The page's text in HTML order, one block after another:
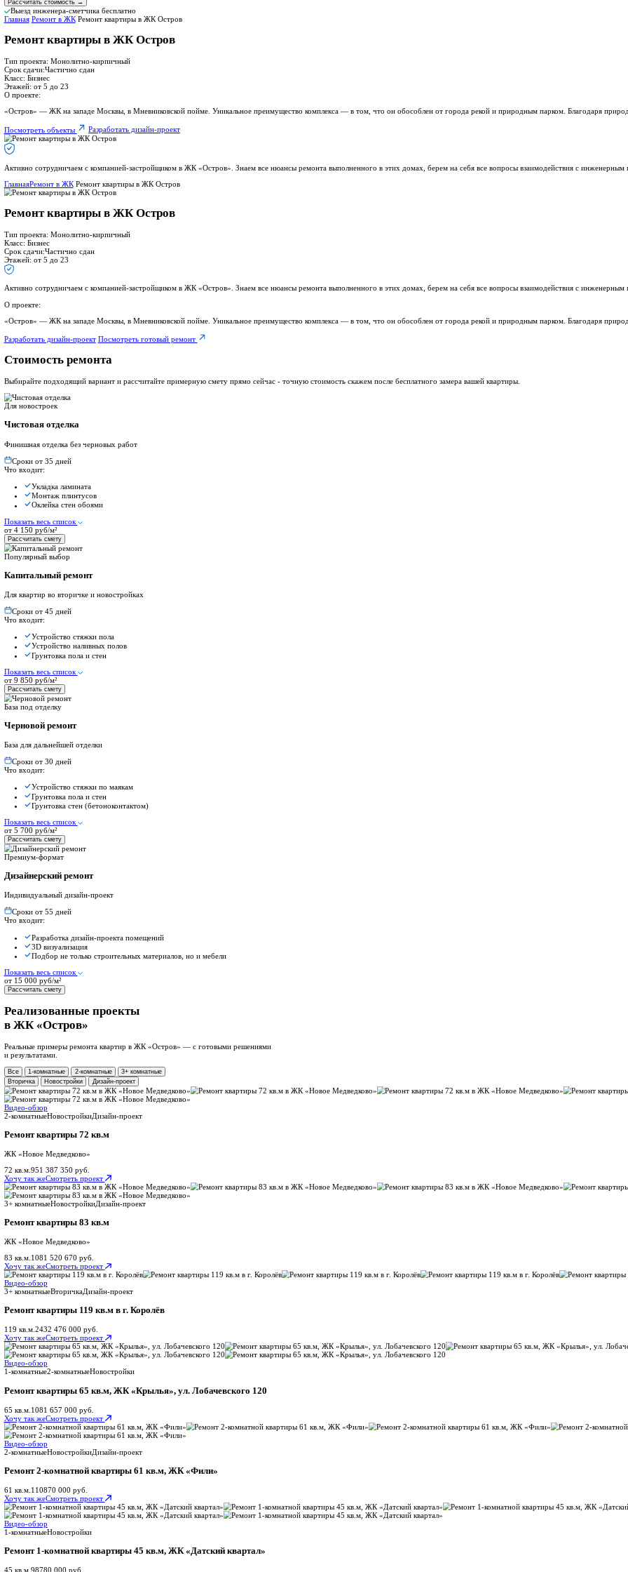
Черновой
Чистовая отделка
Дизайнерский
Добавить в стоимость
Дизайн-проект
Дизайн-проект
Без доп. услуг
Авторский надзор
4,9 347 отзывов
Ремонт квартиры в ЖК Остров
ремонт квартиры под ключ
от 6 450 ₽/м²
Рассчитайте стоимость ремонта и получите скидку до 14%
Площадь помещения
50м²
Тип ремонта
Капитальный
Добавить в стоимость
Дизайн-проект
Рассчитать стоимость
Главная Ремонт в ЖК
Ремонт квартиры в ЖК Остров
Тип проекта:Монолитно-кирпичный
Срок сдачи:Частично сдан
Этажей:от 5 до 23
О проекте:
«Остров» — ЖК на западе Москвы, в Мневниковской пойме. Уникальное преимущество комплекса — в том, что он обособлен
Посмотреть объекты Разработать дизайн-проект
Активно сотрудничаем с компанией-застройщиком в ЖК «Остров». Знаем все нюансы ремонта выполненного в этих домах,
Главная
Ремонт квартиры в ЖК Остров
Тип проекта:Монолитно-кирпичный
Класс:Бизнес
Срок сдачи:Частично сдан
Этажей:
О проекте:
«Остров» — ЖК на западе Москвы, в Мневниковской пойме. Уникальное преимущество комплекса — в том, что он обособлен
Стоимость ремонта
Выбирайте подходящий вариант и рассчитайте примерную смету прямо сейчас - точную стоимость скажем после бесплатного
Для новостроек
Чистовая отделка
Сроки от 35 дней
Что входит:
Укладка ламината
Монтаж плинтусов
Показать весь список
от 4 150 руб/м²
Рассчитать смету
Популярный выбор
Капитальный ремонт
Для квартир во вторичке и новостройках
Сроки от 45 дней
Что входит:
Устройство стяжки пола
Устройство наливных полов
Грунтовка пола и стен
Показать весь список
от 9 850 руб/м²
Рассчитать смету
База под отделку
Черновой ремонт
База для дальнейшей отделки
Сроки от 30 дней
Что входит:
Устройство стяжки по маякам
Грунтовка стен (бетоноконтактом)